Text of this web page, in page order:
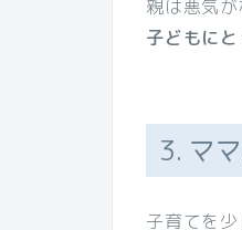
親は悪気
子どもに
3. マ
子育てを